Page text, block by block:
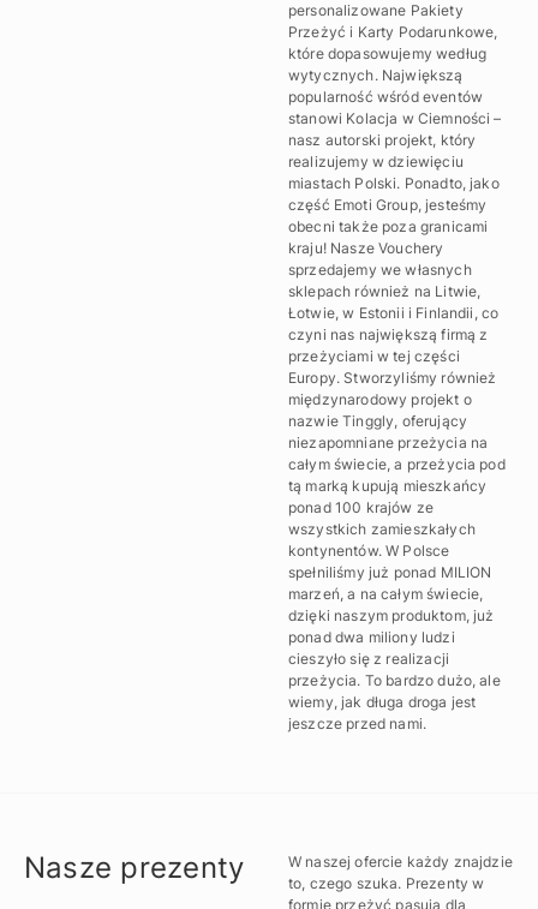
personalizowane Pakiety
Przeżyć i Karty Podarunkowe,
które dopasowujemy według
wytycznych. Największą
popularność wśród eventów
stanowi Kolacja w Ciemności –
nasz autorski projekt, który
realizujemy w dziewięciu
miastach Polski. Ponadto, jako
część Emoti Group, jesteśmy
obecni także poza granicami
kraju! Nasze Vouchery
sprzedajemy we własnych
sklepach również na Litwie,
Łotwie, w Estonii i Finlandii, co
czyni nas największą firmą z
przeżyciami w tej części
Europy. Stworzyliśmy również
międzynarodowy projekt o
nazwie Tinggly, oferujący
niezapomniane przeżycia na
całym świecie, a przeżycia pod
tą marką kupują mieszkańcy
ponad 100 krajów ze
wszystkich zamieszkałych
kontynentów. W Polsce
spełniliśmy już ponad MILION
marzeń, a na całym świecie,
dzięki naszym produktom, już
ponad dwa miliony ludzi
cieszyło się z realizacji
przeżycia. To bardzo dużo, ale
wiemy, jak długa droga jest
jeszcze przed nami.
Nasze prezenty
W naszej ofercie każdy znajdzie
to, czego szuka. Prezenty w
formie przeżyć pasują dla